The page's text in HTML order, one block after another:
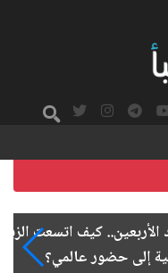
الزيارة من هويتها